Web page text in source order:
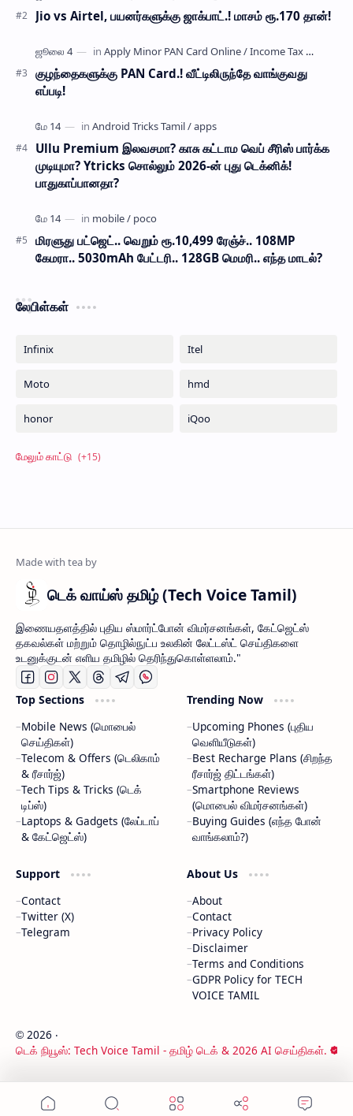
Jio vs Airtel, பயனர்களுக்கு ஜாக்பாட்.! மாசம் ரூ.170 தான்!
குழந்தைகளுக்கு PAN Card.! வீட்டிலிருந்தே வாங்குவது
எப்படி!
Ullu Premium இலவசமா? காசு கட்டாம வெப் சீரிஸ் பார்க்க
முடியுமா? Ytricks சொல்லும் 2026-ன் புது டெக்னிக்!
பாதுகாப்பானதா?
மிரளுது பட்ஜெட்.. வெறும் ரூ.10,499 ரேஞ்ச்.. 108MP
கேமரா.. 5030mAh பேட்டரி.. 128GB மெமரி.. எந்த மாடல்?
லேபிள்கள்
டெக் வாய்ஸ் தமிழ் (Tech Voice Tamil)
இணையதளத்தில் புதிய ஸ்மார்ட்போன் விமர்சனங்கள், கேட்ஜெட்ஸ்
தகவல்கள் மற்றும் தொழில்நுட்ப உலகின் லேட்டஸ்ட் செய்திகளை
உடனுக்குடன் எளிய தமிழில் தெரிந்துகொள்ளலாம்."
Top Sections
Mobile News (மொபைல்
செய்திகள்)
Telecom & Offers (டெலிகாம்
& ரீசார்ஜ்)
Tech Tips & Tricks (டெக்
டிப்ஸ்)
Laptops & Gadgets (லேப்டாப்
& கேட்ஜெட்ஸ்)
Trending Now
Upcoming Phones (புதிய
வெளியீடுகள்)
Best Recharge Plans (சிறந்த
ரீசார்ஜ் திட்டங்கள்)
Smartphone Reviews
(மொபைல் விமர்சனங்கள்)
Buying Guides (எந்த போன்
வாங்கலாம்?)
Support
Contact
Twitter (X)
Telegram
About Us
About
Contact
Privacy Policy
Disclaimer
Terms and Conditions
GDPR Policy for TECH
VOICE TAMIL
© 2026 ‧
டெக் நியூஸ்: Tech Voice Tamil - தமிழ் டெக் & 2026 AI செய்திகள்.